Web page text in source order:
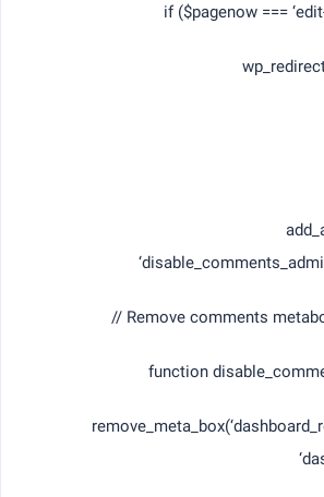
if ($pagenow ===
// Remove comments
function